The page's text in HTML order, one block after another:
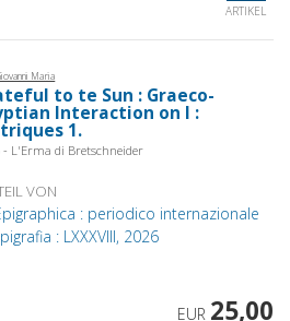
ARTIKEL
Maria
to te Sun : Graeco-
Interaction on I :
1.
- L'Erma di Bretschneider
VON
: periodico internazionale
: LXXXVIII, 2026
EUR 25,00